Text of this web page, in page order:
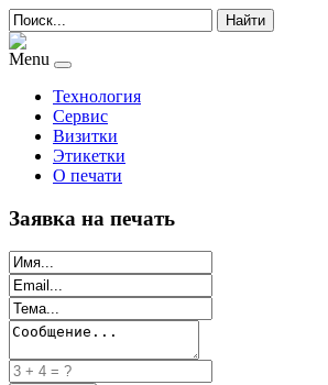
Найти
Menu
Технология
Сервис
Визитки
Этикетки
О печати
Заявка на печать